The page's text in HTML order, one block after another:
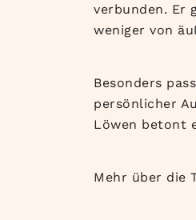
verbunden. Er
weniger von
Besonders
persönlicher
Löwen betont
Mehr über die